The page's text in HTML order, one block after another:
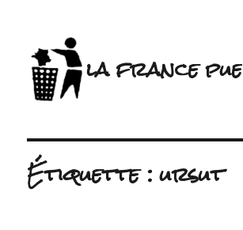
la france pue
Étiquette :ursut